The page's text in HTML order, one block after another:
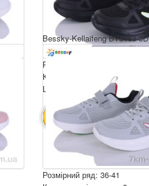
Розмірний ряд: 36-41
Комплектація ящика: 8
Ціна за пару: 650 грн.
В КОШИК 5200 грн.
Bessky-Kellaifeng BY5163-3D
Розмірний ряд: 36-41